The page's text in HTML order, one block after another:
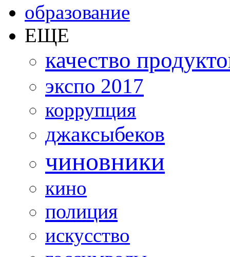
образование
ЕЩЕ
качество
экспо 2017
коррупция
джаксыбеков
чиновники
кино
полиция
искусство